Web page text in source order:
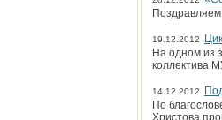
19.12.2012
На одном из
коллектива
14.12.2012
По
Христова